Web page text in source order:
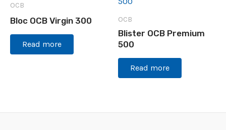
OCB
Bloc OCB Virgin 300
Read more
OCB
Blister OCB Premium
500
Read more